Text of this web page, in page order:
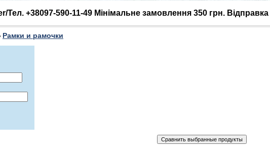
Тел. +38097-590-11-49 Мінімальне замовлення 350 грн.
Рамки и рамочки